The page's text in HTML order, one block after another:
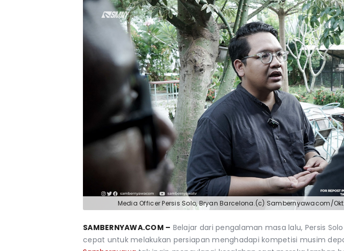
Media Officer Persis Solo, Bryan Barcelona.(c) Sambernyawacom/
SAMBERNYAWA.COM – Belajar dari pengalaman masa lalu, Persis
cepat untuk melakukan persiapan menghadapi kompetisi musim